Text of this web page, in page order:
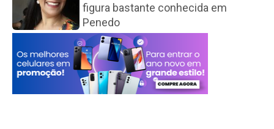
figura bastante conhecida em
Penedo